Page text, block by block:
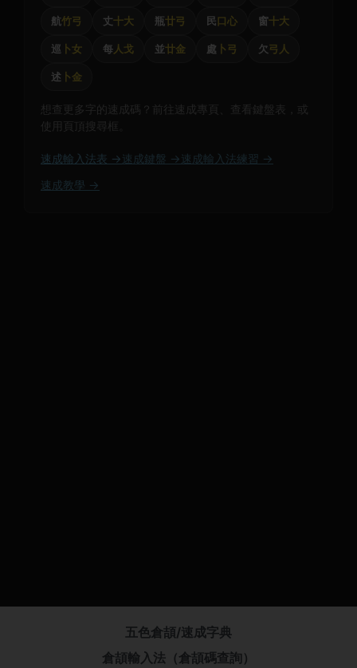
航竹弓 丈十大 瓶廿弓 民口心 窗十大
巡 卜女 每人戈 並廿金 處 卜弓 欠弓人
述 卜金
想查更多字的速成碼？前往速成專頁、查看鍵盤表，或
使用頁頂搜尋框。
速成輸入法表 → 速成鍵盤 → 速成輸入法練習 →
速成教學 →
五色倉頡/速成字典
倉頡輸入法（倉頡碼查詢）